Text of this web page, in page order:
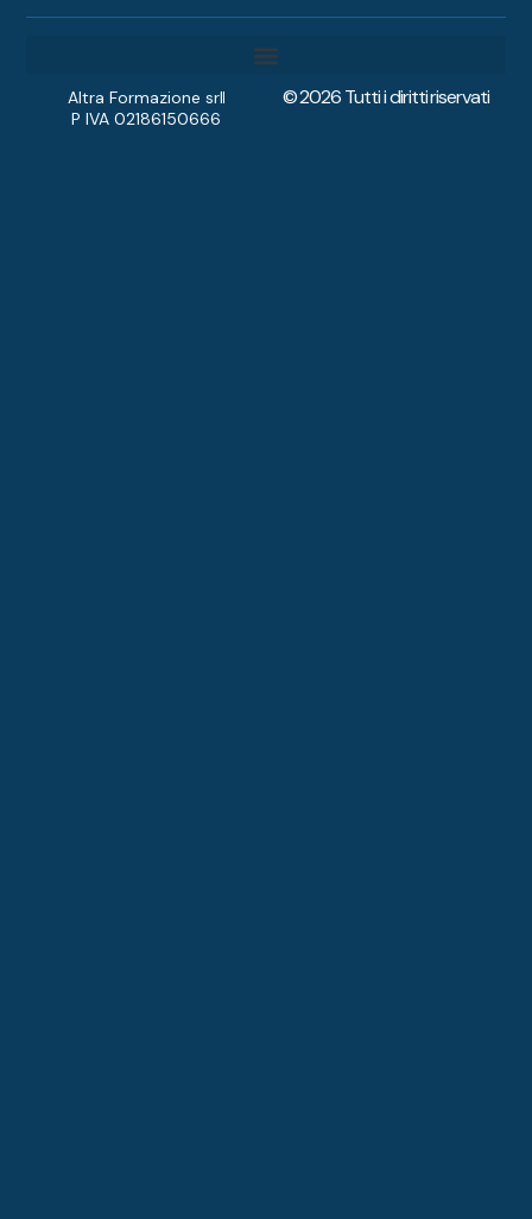
Altra Formazione srl
P IVA 02186150666
© 2026 Tutti i diritti riservati